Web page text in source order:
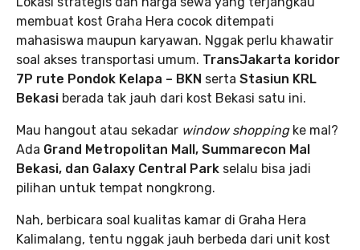
membuat kost Graha Hera cocok ditempati
mahasiswa maupun karyawan. Nggak perlu khawatir
soal akses transportasi umum. TransJakarta koridor
7P rute Pondok Kelapa – BKN serta Stasiun KRL
Bekasi berada tak jauh dari kost Bekasi satu ini.
Mau hangout atau sekadar window shoppingke mal?
Ada Grand Metropolitan Mall, Summarecon Mal
Bekasi, dan Galaxy Central Park selalu bisa jadi
pilihan untuk tempat nongkrong.
Nah, berbicara soal kualitas kamar di Graha Hera
Kalimalang, tentu nggak jauh berbeda dari unit kost